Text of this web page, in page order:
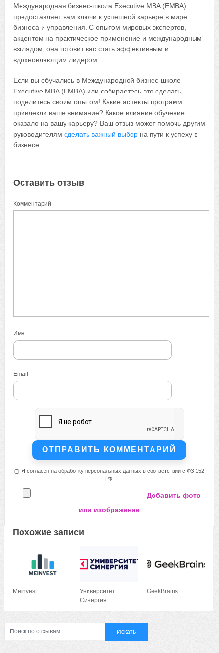
Международная бизнес-школа Executive MBA (EMBA)
предоставляет вам ключи к успешной карьере в мире
бизнеса и управления. С опытом мировых экспертов,
акцентом на практическое применение и международным
взглядом, она готовит вас стать эффективным и
вдохновляющим лидером.
Если вы обучались в Международной бизнес-школе
Executive MBA (EMBA) или собираетесь это сделать,
поделитесь своим опытом! Какие аспекты программ
привлекли ваше внимание? Какое влияние обучение
оказало на вашу карьеру? Ваш отзыв может помочь другим
руководителямсделать важный выбор на пути к успеху в
бизнесе.
Оставить отзыв
Комментарий
Имя
Email
Я согласен на обработку персональных данных в соответствии с ФЗ 152
РФ.
Добавить фото
или изображение
Похожие записи
Meinvest
Университет
Синергия
GeekBrains